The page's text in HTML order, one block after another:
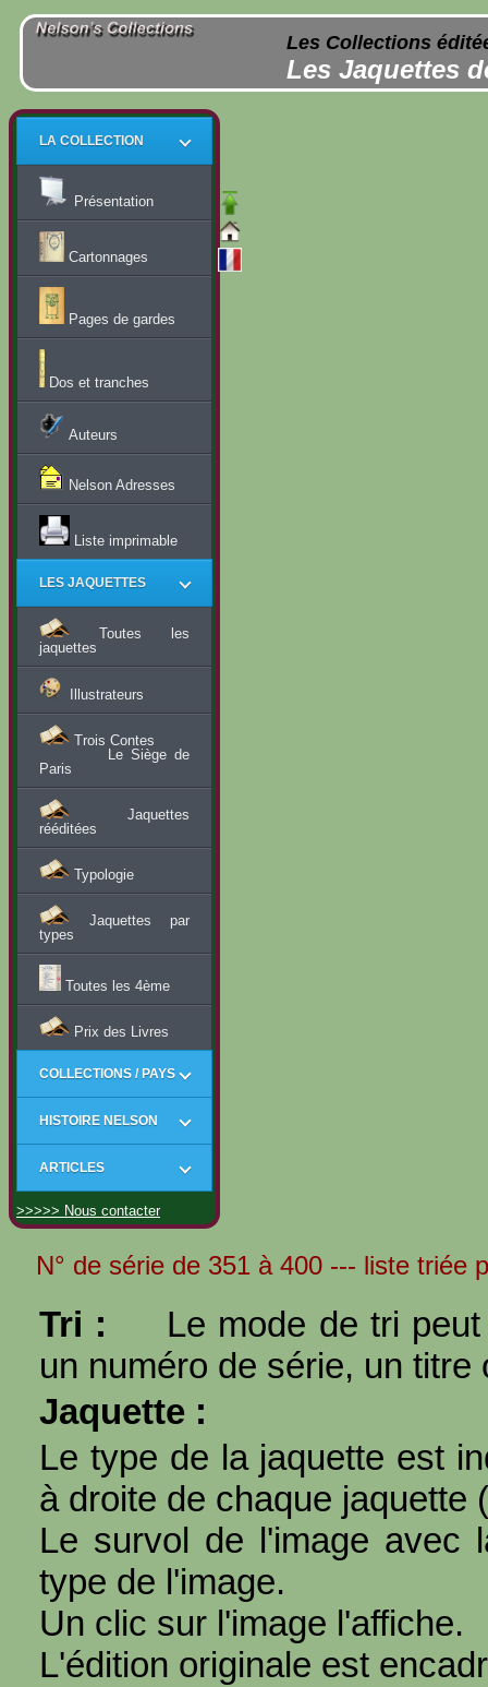
Les Collections
Les Jaquettes
LA COLLECTION
Présentation
Cartonnages
Pages de gardes
Dos et tranches
Auteurs
Nelson Adresses
Liste imprimable
LES JAQUETTES
Toutes les
jaquettes
Illustrateurs
Trois Contes
Le Siège de
Paris
Jaquettes
rééditées
Typologie
Jaquettes par
types
Toutes les 4ème
Prix des Livres
COLLECTIONS / PAYS
HISTOIRE NELSON
ARTICLES
>>>>> Nous contacter
N° de série de 351 à 400 --- liste triée
Tri :
Le mode de tri
un numéro de série, un titre
Jaquette :
Le type de la jaquette est
à droite de chaque jaquette (
Le survol de l'image avec
type de l'image.
Un clic sur l'image l'affiche.
L'édition originale est